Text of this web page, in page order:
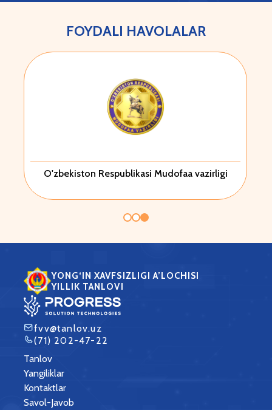
FOYDALI HAVOLALAR
O'zbekiston Respublikasi Mudofaa vazirligi
YONG‘IN XAVFSIZLIGI A’LOCHISI
YILLIK TANLOVI
fvv@tanlov.uz
(71) 202-47-22
Tanlov
Yangiliklar
Kontaktlar
Savol-Javob